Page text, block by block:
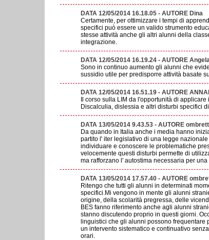
DATA 12/05/2014 16.18.05 - AUTORE Dina
Certamente, per ottimizzare i tempi di
specifici può essere un valido strumento
stesse attività anche gli altri alunni della
integrazione.
DATA 12/05/2014 16.19.24 - AUTORE
Sono in continuo aumento gli alunni che
sussidio utile per predisporre attività basate
DATA 12/05/2014 16.51.19 - AUTORE
Il corso sulla LIM da l'opportunità di
Discalculia, dislessia e altri disturbi specifici
DATA 13/05/2014 9.43.53 - AUTORE
Da quando in Italia anche i media hanno
partito l' iter legislativo di una legge
individuare e conoscere le problematiche
velocemente questi disturbi permette di
ma rafforzano l' autostima necessaria per
DATA 13/05/2014 17.57.40 - AUTORE
Ritengo che tutti gli alunni in determinati
specifici.Mi vengono in mente gli alunni
origine, della scolarità pregressa, delle
BES fanno riferimento anche agli alunni
stanno discutendo proprio in questi giorni.
linguistici che gli alunni possono
un intervento sistematico e continuativo
orari.